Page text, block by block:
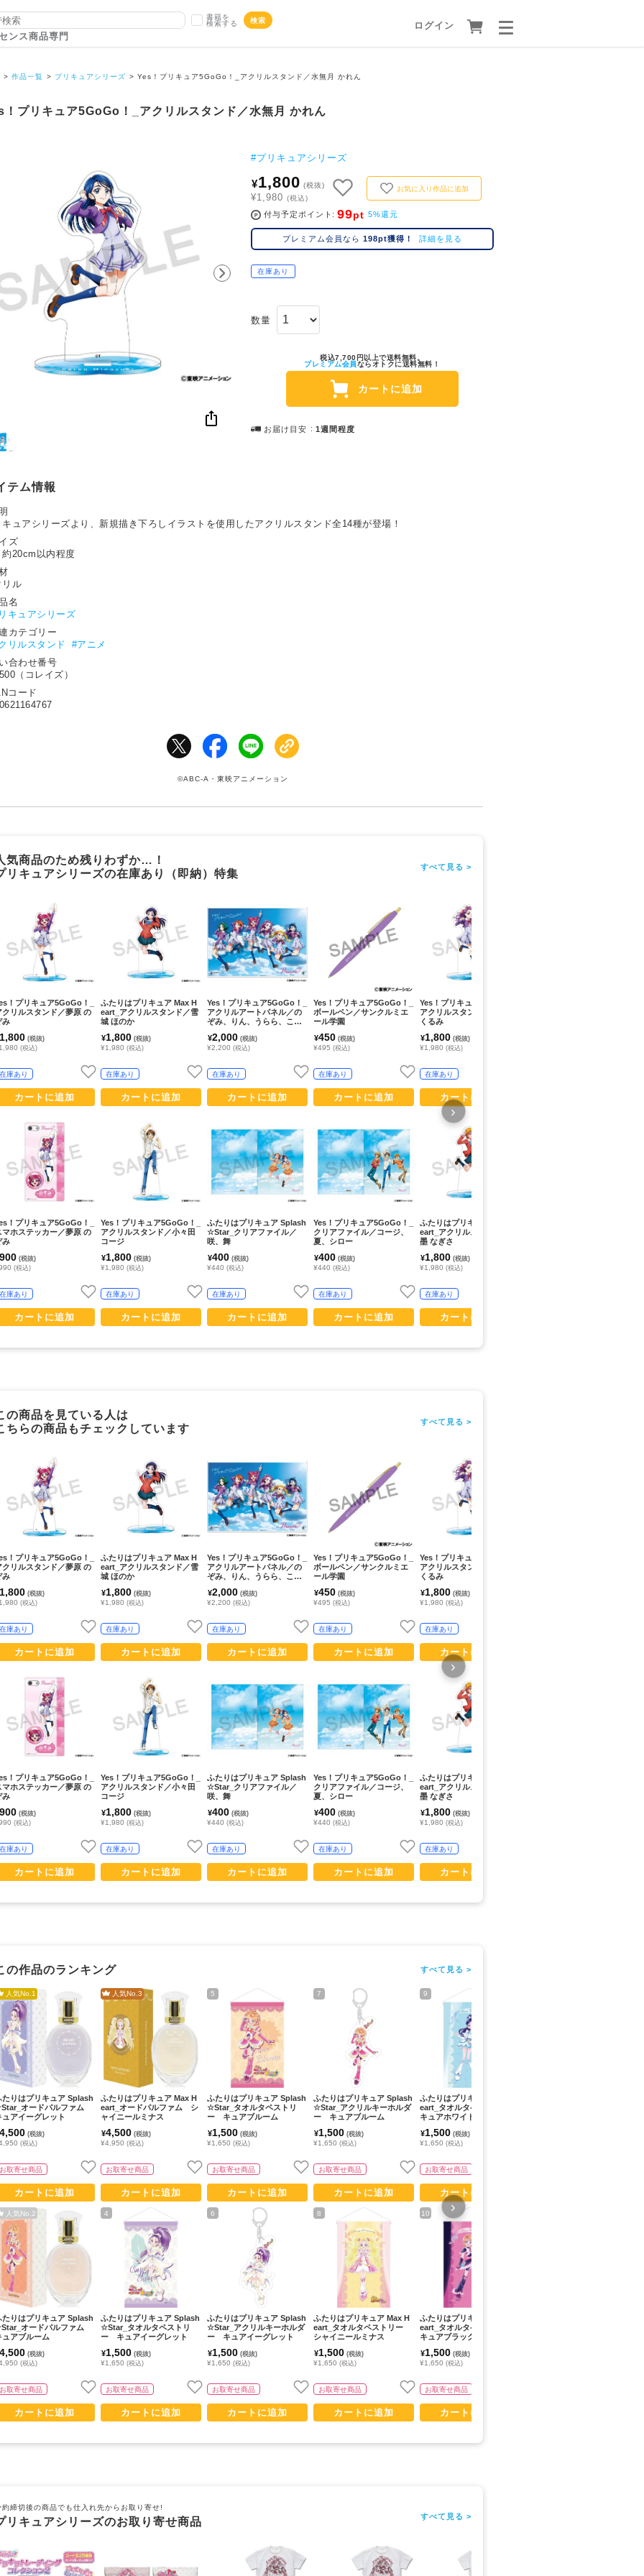
ンス商品専門
書籍を
検索する
検索 ログイン
作品一覧 プリキュアシリーズ Yes！プリキュア5GoGo！_アクリルスタンド／水無月 かれん
！プリキュア5GoGo！_アクリルスタンド／水無月 かれん
#プリキュアシリーズ
¥1,800 (税抜)
¥1,980 (税込)
お気に入り作品に追加
付与予定ポイント 99pt 5%還元
プレミアム会員なら 198pt獲得！ 詳細を見る
在庫あり
数量
税込7,700円以上で送料無料。
プレミアム会員ならオトクに送料無料！
カートに追加
お届け目安 1週間程度
テム情報
キュアシリーズより、新規描き下ろしイラストを使用したアクリルスタンド全14種が登場！
ズ
約20cm以内程度
リル
名
キュアシリーズ
カテゴリー
リルスタンド
#アニメ
合わせ番号
（コレイズ）
コード
©ABC-A・東映アニメーション
気商品のため残りわずか…！
リキュアシリーズの在庫あり（即納）特集
すべて見る >
！プリキュア5GoGo！_
クリルスタンド／夢原 の
み
1,800 (税抜)
(税込)
在庫あり
カートに追加
！プリキュア5GoGo！_
マホステッカー／夢原 の
み
900 (税抜)
(税込)
在庫あり
カートに追加
ふたりはプリキュア Max H
eart_アクリルスタンド／雪
城 ほのか
¥1,800 (税抜)
¥1,980(税込)
在庫あり
カートに追加
Yes！プリキュア5GoGo！_
アクリルスタンド／小々田
コージ
¥1,800 (税抜)
¥1,980(税込)
在庫あり
カートに追加
Yes！プリキュア5GoGo！_
アクリルアートパネル／の
ぞみ、りん、うらら、こま
¥2,000 (税抜)
¥2,200 (税込)
在庫あり
カートに追加
ふたりはプリキュア Splash
☆Star_クリアファイル／
咲、舞
¥400 (税抜)
¥440 (税込)
在庫あり
カートに追加
Yes！プリキュア5GoGo！_
ボールペン／サンクルミエ
ール学園
¥450 (税抜)
¥495 (税込)
在庫あり
カートに追加
Yes！プリキュア5GoGo！_
クリアファイル／コージ、
夏、シロー
¥400 (税抜)
¥440 (税込)
在庫あり
カートに追加
Yes！プリキュア5GoGo！_
アクリルスタンド／美々野
くるみ
¥1,800 (税抜)
¥1,980 (税込)
在庫あり
カートに追加
ふたりはプリキュア Max H
eart_アクリルスタンド／美
墨 なぎさ
¥1,800 (税抜)
¥1,980 (税込)
在庫あり
カートに追加
›
の商品を見ている人は
ちらの商品もチェックしています
すべて見る >
！プリキュア5GoGo！_
クリルスタンド／夢原 の
み
1,800 (税抜)
(税込)
在庫あり
カートに追加
！プリキュア5GoGo！_
マホステッカー／夢原 の
み
900 (税抜)
(税込)
在庫あり
カートに追加
ふたりはプリキュア Max H
eart_アクリルスタンド／雪
城 ほのか
¥1,800 (税抜)
¥1,980(税込)
在庫あり
カートに追加
Yes！プリキュア5GoGo！_
アクリルスタンド／小々田
コージ
¥1,800 (税抜)
¥1,980(税込)
在庫あり
カートに追加
Yes！プリキュア5GoGo！_
アクリルアートパネル／の
ぞみ、りん、うらら、こま
¥2,000 (税抜)
¥2,200 (税込)
在庫あり
カートに追加
ふたりはプリキュア Splash
☆Star_クリアファイル／
咲、舞
¥400 (税抜)
¥440 (税込)
在庫あり
カートに追加
Yes！プリキュア5GoGo！_
ボールペン／サンクルミエ
ール学園
¥450 (税抜)
¥495 (税込)
在庫あり
カートに追加
Yes！プリキュア5GoGo！_
クリアファイル／コージ、
夏、シロー
¥400 (税抜)
¥440 (税込)
在庫あり
カートに追加
Yes！プリキュア5GoGo！_
アクリルスタンド／美々野
くるみ
¥1,800 (税抜)
¥1,980 (税込)
在庫あり
カートに追加
ふたりはプリキュア Max H
eart_アクリルスタンド／美
墨 なぎさ
¥1,800 (税抜)
¥1,980 (税込)
在庫あり
カートに追加
›
の作品のランキング すべて見る >
人気No. 1
たりはプリキュア Splash
オードパルファム
ュアイーグレット
4,500 (税抜)
(税込)
お取寄せ商品
カートに追加
人気No. 2
たりはプリキュア Splash
オードパルファム
ュアブルーム
4,500 (税抜)
(税込)
お取寄せ商品
カートに追加
人気No.3
ふたりはプリキュア Max H
eart_オードパルファム シ
ャイニールミナス
¥4,500 (税抜)
¥4,950(税込)
お取寄せ商品
カートに追加
4
ふたりはプリキュア Splash
☆Star_タオルタペストリ
ー キュアイーグレット
¥1,500 (税抜)
¥1,650(税込)
お取寄せ商品
カートに追加
5
ふたりはプリキュア Splash
☆Star_タオルタペストリ
ー キュアブルーム
¥1,500 (税抜)
¥1,650 (税込)
お取寄せ商品
カートに追加
6
ふたりはプリキュア Splash
☆Star_アクリルキーホルダ
ー キュアイーグレット
¥1,500 (税抜)
¥1,650 (税込)
お取寄せ商品
カートに追加
7
ふたりはプリキュア Splash
☆Star_アクリルキーホルダ
ー キュアブルーム
¥1,500 (税抜)
¥1,650 (税込)
お取寄せ商品
カートに追加
8
ふたりはプリキュア Max H
eart_タオルタペストリー
シャイニールミナス
¥1,500 (税抜)
¥1,650 (税込)
お取寄せ商品
カートに追加
9
ふたりはプリキュア Max H
eart_タオルタペストリー
キュアホワイト
¥1,500 (税抜)
¥1,650 (税込)
お取寄せ商品
カートに追加
10
ふたりはプリキュア Max H
eart_タオルタペストリー
キュアブラック
¥1,500 (税抜)
¥1,650 (税込)
お取寄せ商品
カートに追加
›
約締切後の商品でも仕入れ先からお取り寄せ!
リキュアシリーズのお取り寄せ商品 すべて見る >